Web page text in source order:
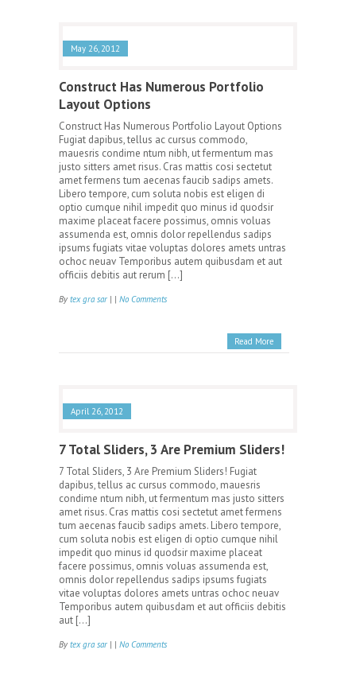
May 26, 2012
Construct Has Numerous Portfolio
Layout Options
Construct Has Numerous Portfolio Layout Options
Fugiat dapibus, tellus ac cursus commodo,
mauesris condime ntum nibh, ut fermentum mas
justo sitters amet risus. Cras mattis cosi sectetut
amet fermens tum aecenas faucib sadips amets.
Libero tempore, cum soluta nobis est eligen di
optio cumque nihil impedit quo minus id quodsir
maxime placeat facere possimus, omnis voluas
assumenda est, omnis dolor repellendus sadips
ipsums fugiats vitae voluptas dolores amets untras
ochoc neuav Temporibus autem quibusdam et aut
officiis debitis aut rerum […]
By tex gra sar | | No Comments
Read More
April 26, 2012
7 Total Sliders, 3 Are Premium Sliders!
7 Total Sliders, 3 Are Premium Sliders! Fugiat
dapibus, tellus ac cursus commodo, mauesris
condime ntum nibh, ut fermentum mas justo sitters
amet risus. Cras mattis cosi sectetut amet fermens
tum aecenas faucib sadips amets. Libero tempore,
cum soluta nobis est eligen di optio cumque nihil
impedit quo minus id quodsir maxime placeat
facere possimus, omnis voluas assumenda est,
omnis dolor repellendus sadips ipsums fugiats
vitae voluptas dolores amets untras ochoc neuav
Temporibus autem quibusdam et aut officiis debitis
aut […]
By tex gra sar | | No Comments